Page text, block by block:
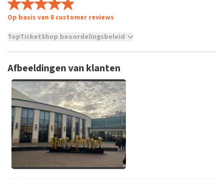
Op basis van 8 customer reviews
TopTicketShop beoordelingsbeleid
niet mogelijk om een review achter te laten als je geen
tickets hebt aangeschaft bij TopTicketShop. Reviews met
grof taalgebruik en/of onwaarheden worden niet geplaatst.
Het kan enkele weken duren voordat een review wordt
geplaatst.
Afbeeldingen van klanten